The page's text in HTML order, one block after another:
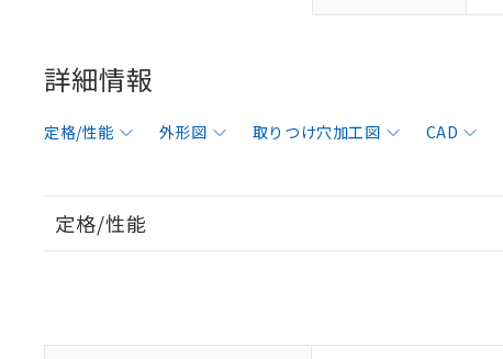
詳細情報
定格/性能 外形図 取りつけ穴加工図 CAD
定格/性能